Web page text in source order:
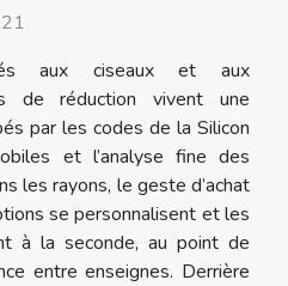
aux ciseaux et aux
de réduction vivent une
par les codes de la Silicon
et l’analyse fine des
les rayons, le geste d’achat
se personnalisent et les
à la seconde, au point de
entre enseignes. Derrière